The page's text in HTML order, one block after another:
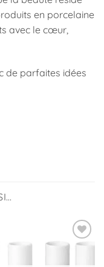
en porcelaine
avec le cœur,
de parfaites idées
Ajouter